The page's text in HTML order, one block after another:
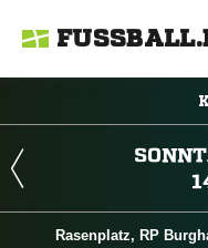
Rasenplatz, RP